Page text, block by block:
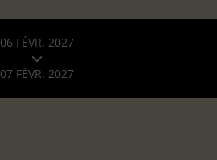
06 FÉVR. 2027
07 FÉVR. 2027